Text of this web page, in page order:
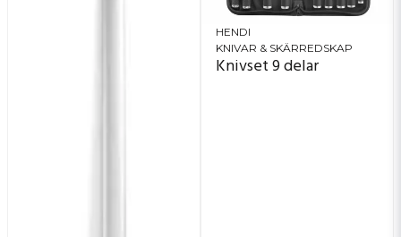
HENDI
KNIVAR & SKÄRREDSKAP
Knivset 9 delar